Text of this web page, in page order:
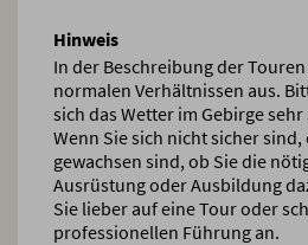
Hinweis
In der Beschreibung der
normalen Verhältnissen aus.
sich das Wetter im Gebirge
Wenn Sie sich nicht sicher
gewachsen sind, ob Sie die
Ausrüstung oder Ausbildung
Sie lieber auf eine Tour oder
professionellen Führung an.